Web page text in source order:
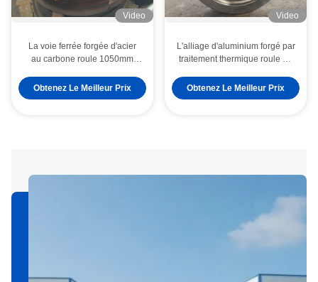
Video
La voie ferrée forgée d'acier
au carbone roule 1050mm
Obtenez Le Meilleur Prix
Video
L'alliage d'aluminium forgé par
traitement thermique roule T6
0.01mm
Obtenez Le Meilleur Prix